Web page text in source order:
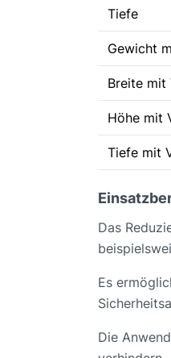
Tiefe
Gewicht
Breite mit
Höhe mit
Tiefe mit
Das
Es
Die